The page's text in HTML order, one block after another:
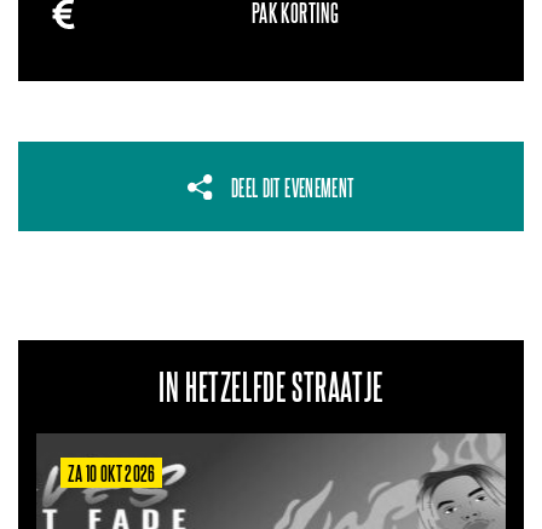
PAK KORTING
DEEL DIT EVENEMENT
IN HETZELFDE STRAATJE
ZA 10 OKT 2026